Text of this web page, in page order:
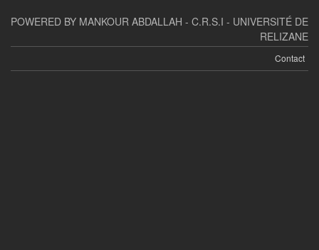
POWERED BY MANKOUR ABDALLAH - C.R.S.I - UNIVERSITÉ DE
RELIZANE
Contact